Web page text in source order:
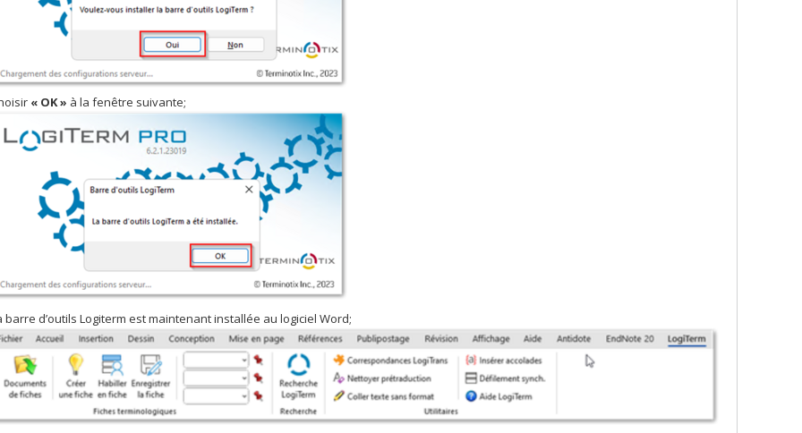
« OK » à la fenêtre suivante;
barre d’outils Logiterm est maintenant installée au logiciel Word;